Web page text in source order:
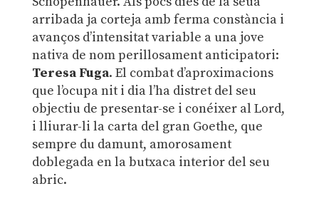
arribada ja corteja amb ferma constància i
avanços d’intensitat variable a una jove
nativa de nom perillosament anticipatori:
Teresa Fuga. El combat d’aproximacions
que l’ocupa nit i dia l’ha distret del seu
objectiu de presentar-se i conéixer al Lord,
i lliurar-li la carta del gran Goethe, que
sempre du damunt, amorosament
doblegada en la butxaca interior del seu
abric.